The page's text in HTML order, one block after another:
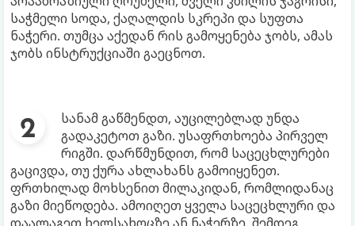
საჭმელი სოდა, ქაღალდის სკრეპი და სუფთა
ნაჭერი. თუმცა აქედან რის გამოყენება ჯობს, ამას
ჯობს ინსტრუქციაში გაეცნოთ.
სანამ გაწმენდთ, აუცილებლად უნდა
გადაკეტოთ გაზი. უსაფრთხოება პირველ
რიგში. დარწმუნდით, რომ საცეცხლურები
გაცივდა, თუ ქურა ახლახანს გამოიყენეთ.
ფრთხილად მოხსენით მილაკიდან, რომლიდანაც
გაზი მიეწოდება. ამოიღეთ ყველა საცეცხლური და